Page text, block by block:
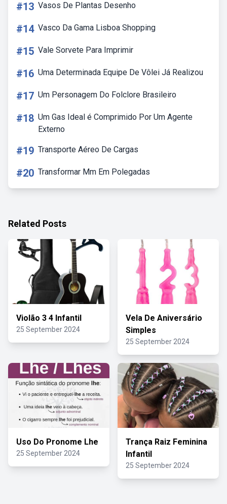
#13 Vasos De Plantas Desenho
#14 Vasco Da Gama Lisboa Shopping
#15 Vale Sorvete Para Imprimir
#16 Uma Determinada Equipe De Vôlei Já Realizou
#17 Um Personagem Do Folclore Brasileiro
#18 Um Gas Ideal é Comprimido Por Um Agente
Externo
#19 Transporte Aéreo De Cargas
#20 Transformar Mm Em Polegadas
Related Posts
Violão 3 4 Infantil
25 September 2024
Vela De Aniversário
Simples
25 September 2024
Uso Do Pronome Lhe
25 September 2024
Trança Raiz Feminina
Infantil
25 September 2024